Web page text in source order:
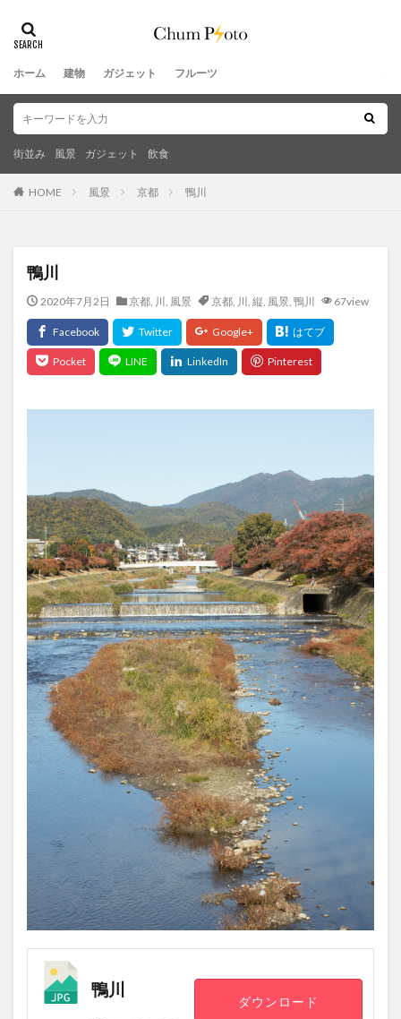
ホーム 建物 ガジェット フルーツ
街並み 風景 ガジェット 飲食
HOME 風景 京都 鴨川
鴨川
2020年7月2日 京都, 川 , 風景 京都, 川 , 縦, 風景, 鴨川 67view
鴨川
ダウンロード